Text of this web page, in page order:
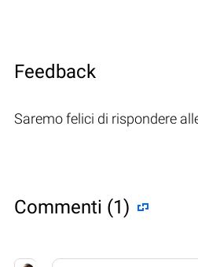
Feedback
Saremo felici di rispondere
Commenti (1)